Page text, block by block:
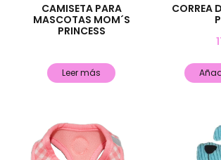
CAMISETA PARA
MASCOTAS MOM´S
PRINCESS
Leer más
CORREA